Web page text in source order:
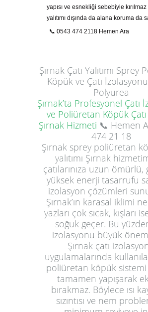
yapısı ve esnekliği sebebiyle kırılmaz
yalıtımı dışında da alana koruma da
📞 0543 474 2118 Hemen Ara
Şırnak Çatı Yalıtımı Sprey
Köpük ve Çatı
Polyurea
Şırnak’ta Profesyonel Çatı
ve Poliüretan Köpük Çatı
Şırnak Hizmeti 📞 Hemen
474 21 18
Şırnak sprey poliüretan
yalıtımı Şırnak
çatılarınıza uzun ömürlü,
yüksek enerji tasarrufu
izolasyon çözümleri
Şırnak’ın karasal iklimi
yazları çok sıcak, kışları
soğuk geçer. Bu
izolasyonu büyük önem
Şırnak çatı
uygulamalarında
poliüretan köpük sistemi
tamamen yapışarak
bırakmaz. Böylece ısı
sızıntısı ve nem